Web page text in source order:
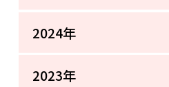
2024年
2023年